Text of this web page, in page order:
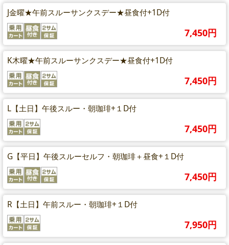
J金曜★午前スルーサンクスデー★昼食付+1D付
7,450円
K木曜★午前スルーサンクスデー★昼食付+1D付
7,450円
L【土日】午後スルー・朝珈琲+１D付
7,450円
G【平日】午後スルーセルフ・朝珈琲＋昼食+１D付
7,450円
R【土日】午前スルー・朝珈琲+１D付
7,950円